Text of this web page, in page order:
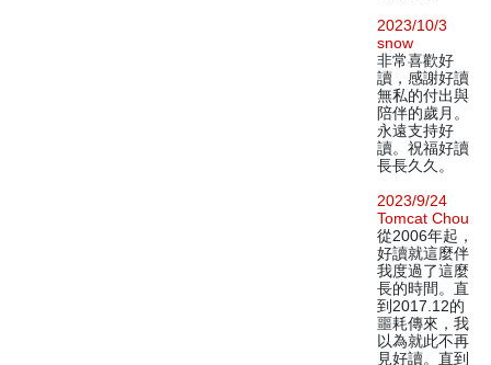
2023/10/3
snow
非常喜歡好
讀，感謝好讀
無私的付出與
陪伴的歲月。
永遠支持好
讀。祝福好讀
長長久久。
2023/9/24
Tomcat Chou
從2006年起，
好讀就這麼伴
我度過了這麼
長的時間。直
到2017.12的
噩耗傳來，我
以為就此不再
見好讀。直到